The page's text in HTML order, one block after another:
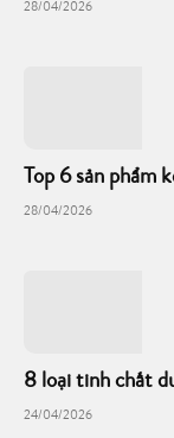
28/04/2026
Top 6 sản phẩm
28/04/2026
8 loại tinh chất
24/04/2026